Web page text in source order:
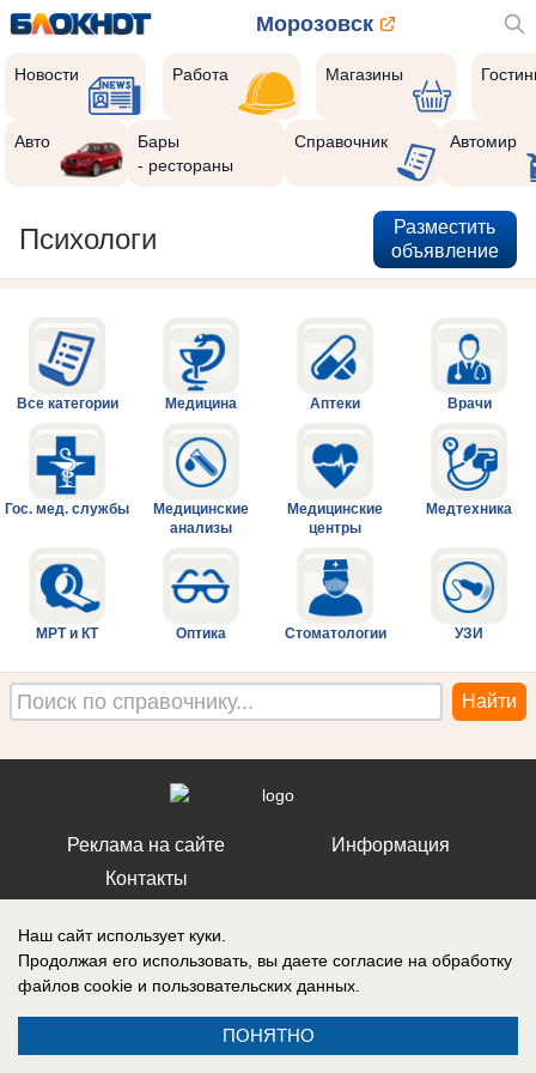
Морозовск
Новости Работа Магазины
Авто
Бары
- рестораны
Справочник Автомир
Психологи
Разместить
объявление
Все категории Медицина Аптеки Врачи
Гос. мед. службы
Медицинские
анализы
Медицинские
центры
Медтехника
МРТ и КТ Оптика Стоматологии УЗИ
Реклама на сайте
Контакты
Информация
Наш сайт использует куки.
Продолжая его использовать, вы даете согласие на обработку
файлов cookie и пользовательских данных.
ПОНЯТНО